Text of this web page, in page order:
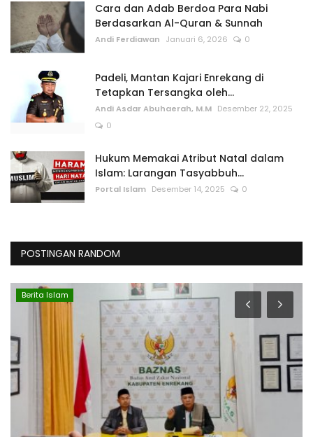
Cara dan Adab Berdoa Para Nabi
Berdasarkan Al-Quran & Sunnah
Andi Ferdiawan Januari 6, 2026 0
Padeli, Mantan Kajari Enrekang di
Tetapkan Tersangka oleh...
Andi Asdar Abuhaerah, M.M Desember 22, 2025
0
Hukum Memakai Atribut Natal dalam
Islam: Larangan Tasyabbuh...
Portal Islam Desember 14, 2025 0
POSTINGAN RANDOM
Berita Islam